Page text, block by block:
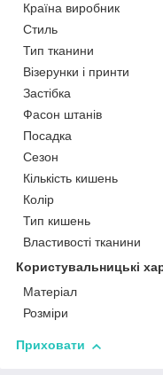
Країна виробник
Стиль
Тип тканини
Візерунки і принти
Застібка
Фасон штанів
Посадка
Сезон
Кількість кишень
Колір
Тип кишень
Властивості тканини
Користувальницькі
Матеріал
Розміри
Приховати